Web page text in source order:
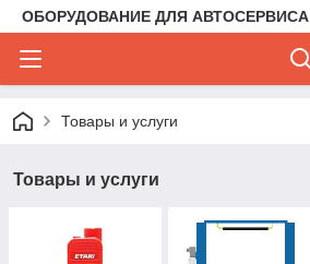
ОБОРУДОВАНИЕ ДЛЯ АВТОСЕРВИСА
Товары и услуги
Товары и услуги